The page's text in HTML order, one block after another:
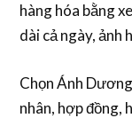
hàng hóa bằng
dài cả ngày, ảnh
Chọn Ánh
nhân, hợp đồng,